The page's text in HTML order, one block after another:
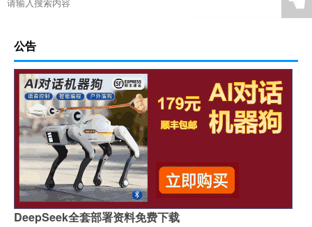
公告
DeepSeek全套部署资料免费下载